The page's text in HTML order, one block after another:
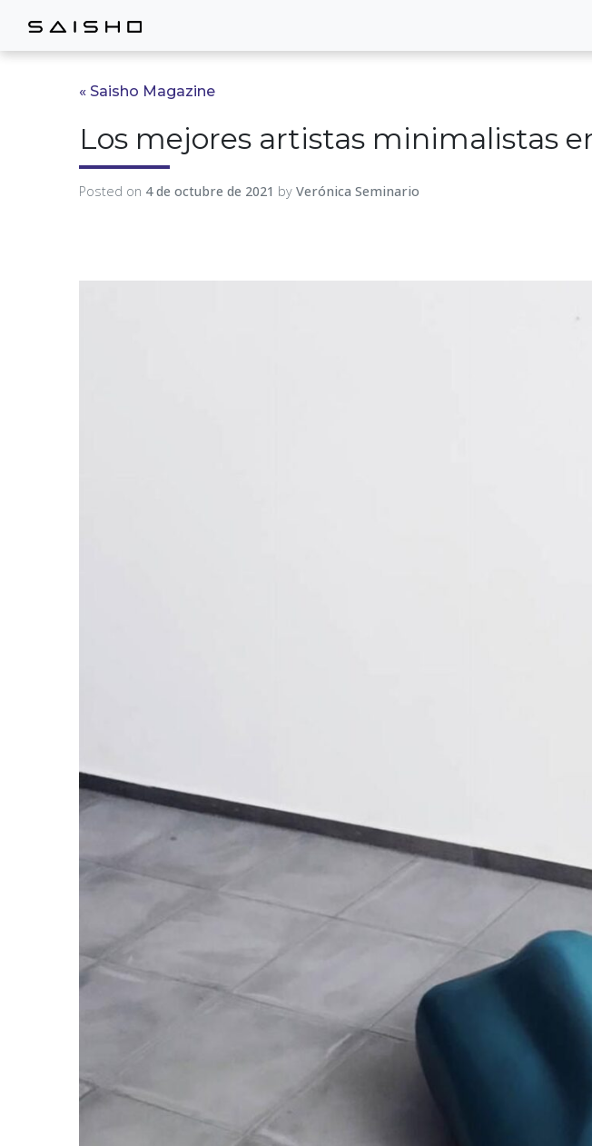
« Saisho Magazine
Los mejores artistas minimalistas
Posted on 4 de octubre de 2021 by Verónica Seminario